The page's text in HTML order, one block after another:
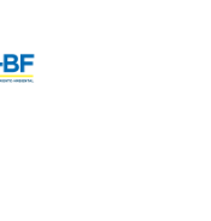
Buena Fe